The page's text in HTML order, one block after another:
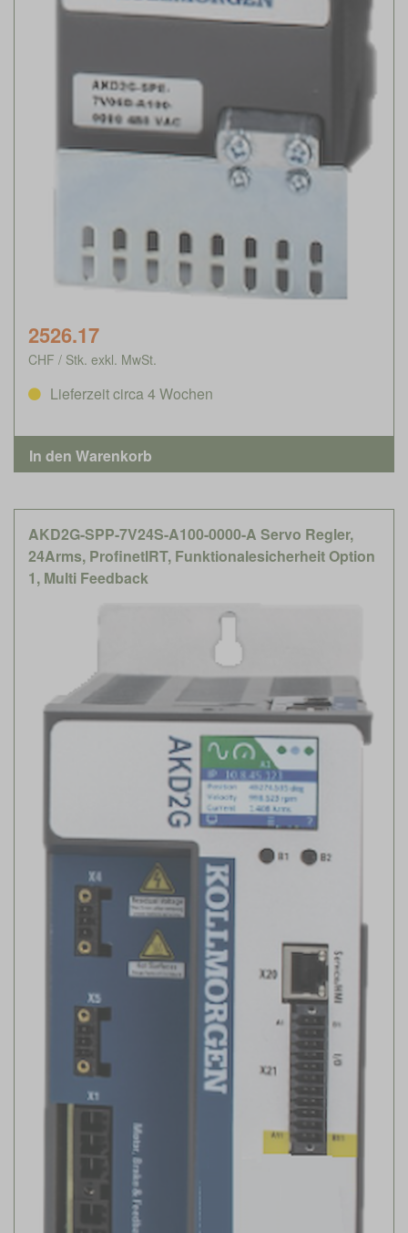
2526.17
CHF / Stk. exkl. MwSt.
Lieferzeit circa 4 Wochen
AKD2G-SPP-7V24S-A100-0000-A Servo Regler,
24Arms, ProfinetIRT, Funktionalesicherheit Option
1, Multi Feedback